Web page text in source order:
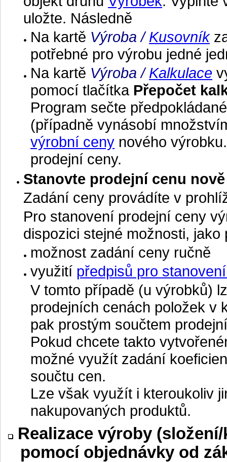
uložte. Následně
Na kartě Výroba /Kusovník
potřebné pro výrobu jedné
Na kartě Výroba /Kalkulace
pomocí tlačítka Přepočet
Program sečte
(případně vynásobí
výrobní ceny nového
prodejní ceny.
Stanovte prodejní cenu
Zadání ceny provádíte v
Pro stanovení prodejní ceny
dispozici stejné možnosti, jako
možnost zadání ceny ručně
využití předpisů pro
V tomto případě (u výrobků)
prodejních cenách položek v
pak prostým součtem
Pokud chcete takto
možné využít zadání
součtu cen.
Lze však využít i kteroukoliv
nakupovaných produktů.
Realizace výroby
pomocí objednávky od